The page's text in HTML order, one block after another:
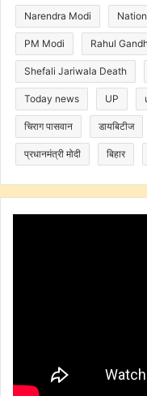
Narendra Modi
PM Modi Rahul
Shefali Jariwala Death
Today news UP
चिराग पासवान डायबिटीज
प्रधानमंत्री मोदी बिहार